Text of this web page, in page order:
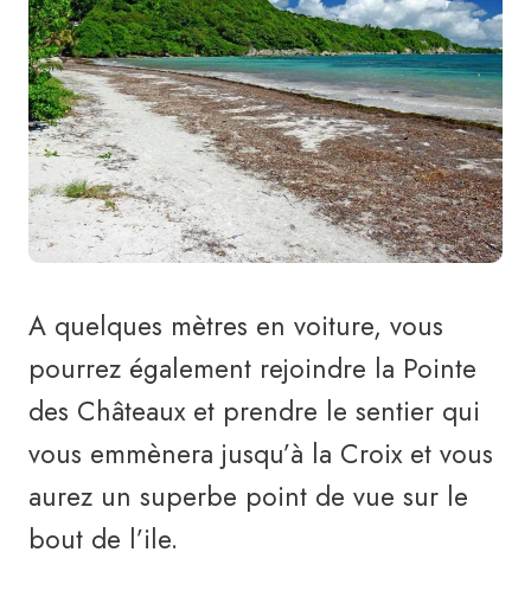
A quelques mètres en voiture, vous
pourrez également rejoindre la Pointe
des Châteaux et prendre le sentier qui
vous emmènera jusqu’à la Croix et vous
aurez un superbe point de vue sur le
bout de l’ile.